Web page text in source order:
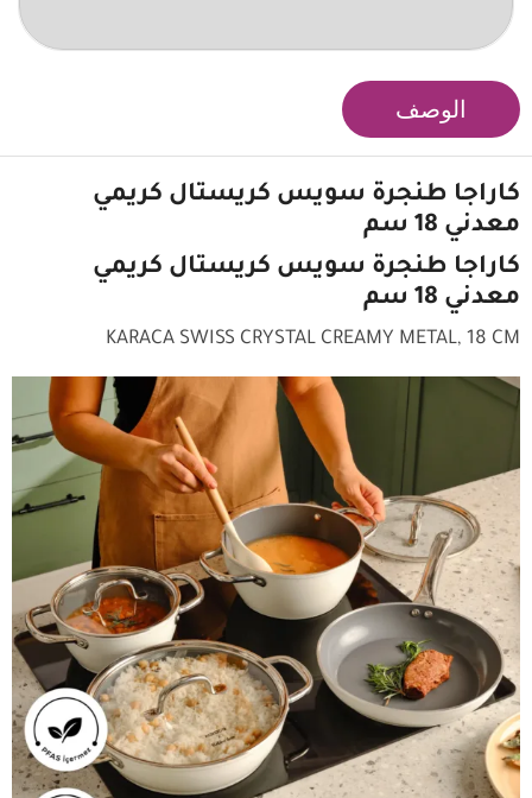
الوصف
كاراجا طنجرة سويس كريستال كريمي
معدني 18 سم
كاراجا طنجرة سويس كريستال كريمي
معدني 18 سم
KARACA SWISS CRYSTAL CREAMY METAL, 18 CM